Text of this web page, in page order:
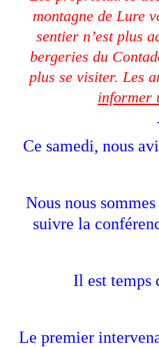
montagne de Lure
sentier n’est plus
bergeries du
plus se visiter. Les
informer
Ce samedi, nous
Nous nous
suivre la
Il est temps
Le premier